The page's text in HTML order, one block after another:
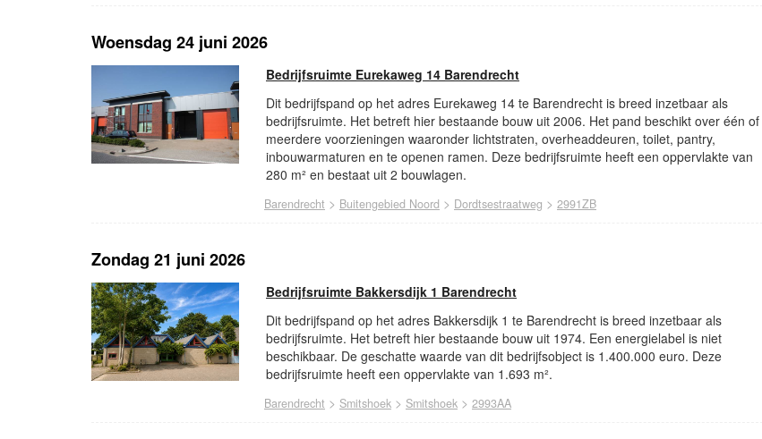
Woensdag 24 juni 2026
Bedrijfsruimte Eurekaweg 14 Barendrecht
Dit bedrijfspand op het adres Eurekaweg 14 te Barendrecht is breed inzetbaar als
bedrijfsruimte. Het betreft hier bestaande bouw uit 2006. Het pand beschikt over één of
meerdere voorzieningen waaronder lichtstraten, overheaddeuren, toilet, pantry,
inbouwarmaturen en te openen ramen. Deze bedrijfsruimte heeft een oppervlakte van
280 m² en bestaat uit 2 bouwlagen.
Barendrecht > Buitengebied Noord > Dordtsestraatweg > 2991ZB
Zondag 21 juni 2026
Bedrijfsruimte Bakkersdijk 1 Barendrecht
Dit bedrijfspand op het adres Bakkersdijk 1 te Barendrecht is breed inzetbaar als
bedrijfsruimte. Het betreft hier bestaande bouw uit 1974. Een energielabel is niet
beschikbaar. De geschatte waarde van dit bedrijfsobject is 1.400.000 euro. Deze
bedrijfsruimte heeft een oppervlakte van 1.693 m².
Barendrecht > Smitshoek > Smitshoek > 2993AA